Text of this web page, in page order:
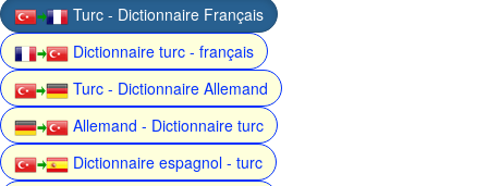
Turc - Dictionnaire Français
Dictionnaire turc - français
Turc - Dictionnaire Allemand
Allemand - Dictionnaire turc
Dictionnaire espagnol - turc